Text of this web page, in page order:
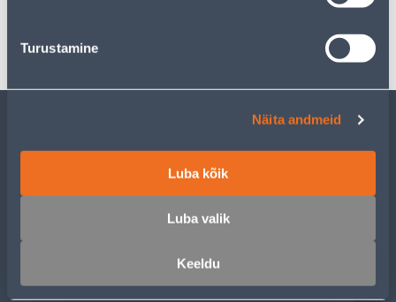
Turustamine
Näita andmeid
Luba kõik
Luba valik
Keeldu
TEENUSED
MEISTRIKLUBI
ETTEVÕTTEST